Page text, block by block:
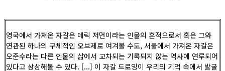
영국에서 가져온 자갈은 데릭 저먼이라는 인물의 흔적으로서 혹은 그와
연관된 하나의 구체적인 오브제로 여겨볼 수도, 서울에서 가져온 자갈은
오준수라는 다른 인물의 삶에서 교차되는 기록되지 않는 역사에 연루되어
있다고 상상해볼 수 있다. [...] 이 자갈 드로잉이 우리의 기억 속에서 발굴